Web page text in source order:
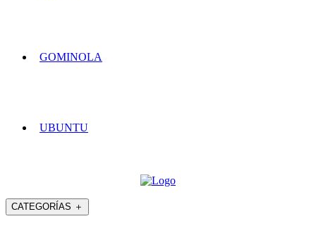
GOMINOLA
UBUNTU
CATEGORÍAS ＋